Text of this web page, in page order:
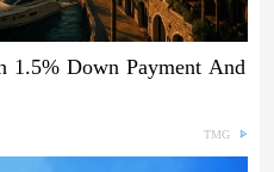
Down Payment And
TMG